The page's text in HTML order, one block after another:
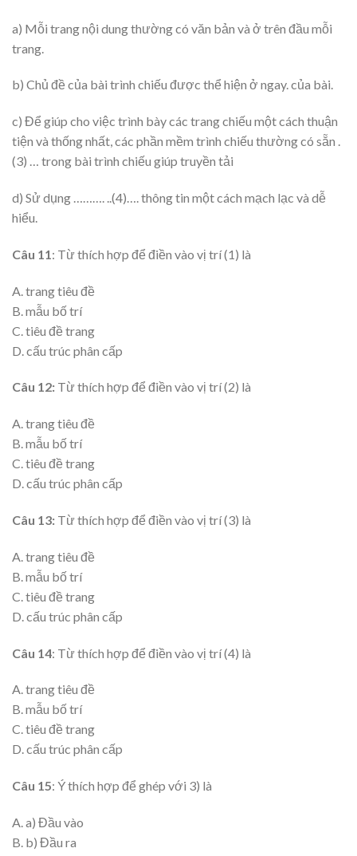
a) Mỗi trang nội dung thường có văn bản và ở trên đầu mỗi
trang.
b) Chủ đề của bài trình chiếu được thể hiện ở ngay. của bài.
c) Để giúp cho việc trình bày các trang chiếu một cách thuận
tiện và thống nhất, các phần mềm trình chiếu thường có sẵn .
(3) … trong bài trình chiếu giúp truyền tải
d) Sử dụng ………. ..(4)…. thông tin một cách mạch lạc và dễ
hiểu.
Câu 11 : Từ thích hợp để điền vào vị trí (1) là
A. trang tiêu đề
B. mẫu bố trí
C. tiêu đề trang
D. cấu trúc phân cấp
Câu 12: Từ thích hợp để điền vào vị trí (2) là
A. trang tiêu đề
B. mẫu bố trí
C. tiêu đề trang
D. cấu trúc phân cấp
Câu 13: Từ thích hợp để điền vào vị trí (3) là
A. trang tiêu đề
B. mẫu bố trí
C. tiêu đề trang
D. cấu trúc phân cấp
Câu 14: Từ thích hợp để điền vào vị trí (4) là
A. trang tiêu đề
B. mẫu bố trí
C. tiêu đề trang
D. cấu trúc phân cấp
Câu 15: Ý thích hợp để ghép với 3) là
A. a) Đầu vào
B. b) Đầu ra